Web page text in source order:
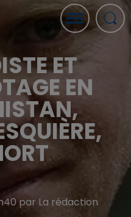
ET
EN
par La rédaction